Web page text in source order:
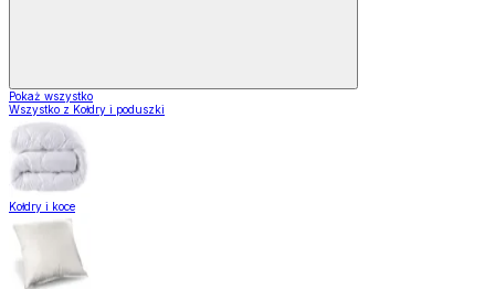
Pokaż wszystko
Wszystko z Kołdry i poduszki
Kołdry i koce